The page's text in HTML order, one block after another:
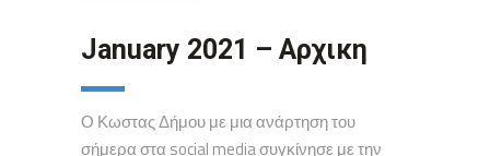
January 2021 – Αρχικη
Ο Κωστας Δήμου με μια ανάρτηση του
σήμερα στα social media συγκίνησε με την